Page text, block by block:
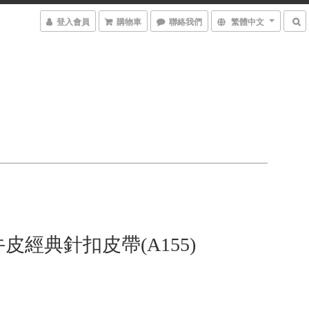
登入會員 購物車 聯絡我們 繁體中文
經典針扣皮帶(A155)